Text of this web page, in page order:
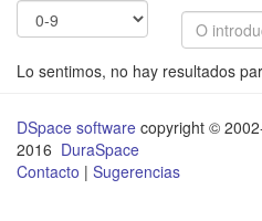
Lo sentimos, no hay resultados
DSpace software copyright ©
2016 DuraSpace
Contacto | Sugerencias